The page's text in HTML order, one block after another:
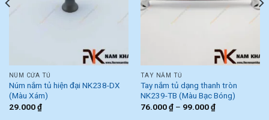
NÚM CỬA TỦ
Núm nắm tủ hiện đại NK238-DX
(Màu Xám)
29.000₫
TAY NẮM TỦ
Tay nắm tủ dạng thanh tròn
NK239-TB (Màu Bạc Bóng)
76.000₫– 99.000₫